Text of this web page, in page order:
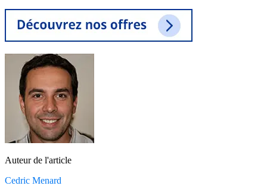
Auteur de l'article
Cedric Menard